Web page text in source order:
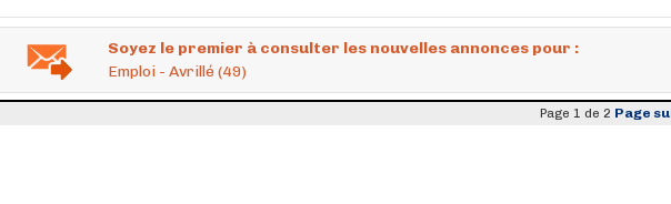
Soyez le premier à consulter les nouvelles annonces pour :
Emploi - Avrillé (49)
Page 1 de 2 Page